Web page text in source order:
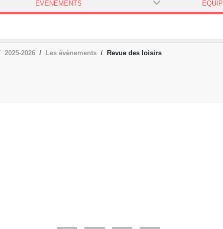
ÉVÈNEMENTS
2025-2026 Les évènements Revue des loisirs